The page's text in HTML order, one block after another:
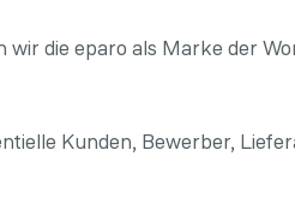
wir die eparo als Marke der
Kunden, Bewerber,